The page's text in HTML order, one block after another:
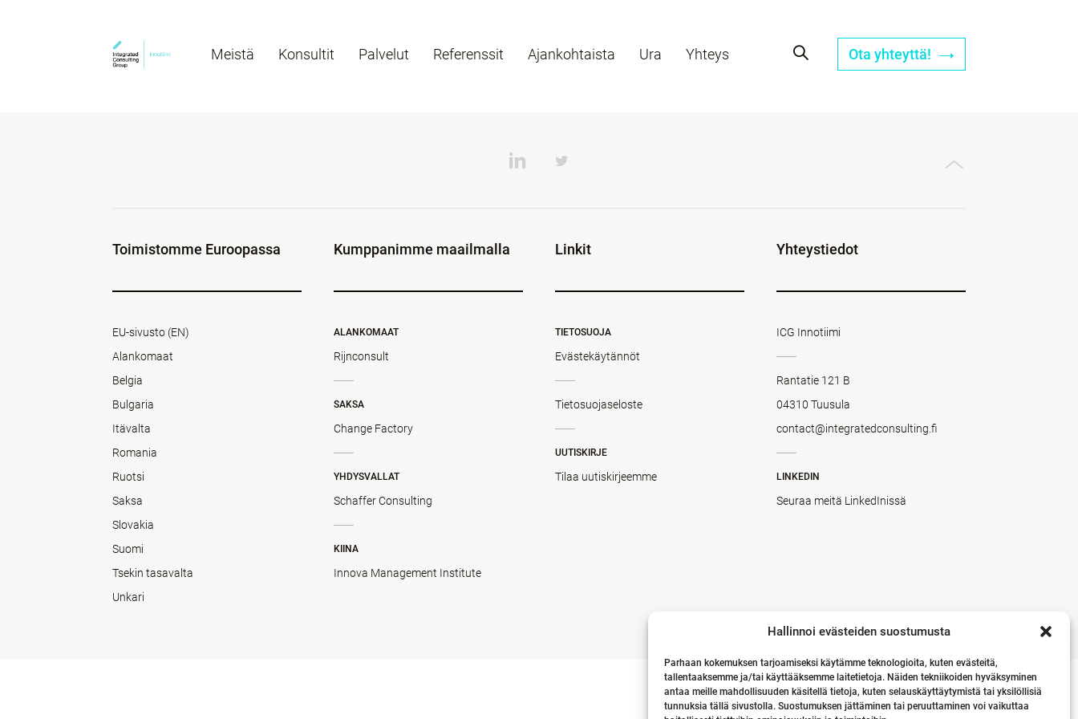
Hallinnoi evästeiden suostumusta
Parhaan kokemuksen tarjoamiseksi käytämme teknologioita, kuten evästeitä,
tallentaaksemme ja/tai käyttääksemme laitetietoja. Näiden tekniikoiden hyväksyminen
antaa meille mahdollisuuden käsitellä tietoja, kuten selauskäyttäytymistä tai yksilöllisiä
tunnuksia tällä sivustolla. Suostumuksen jättäminen tai peruuttaminen voi vaikuttaa
Meistä Konsultit Palvelut Referenssit Ajankohtaista Ura Yhteys Ota yhteyttä!
Toimistomme Euroopassa
EU-sivusto (EN)
Alankomaat
Belgia
Bulgaria
Itävalta
Romania
Ruotsi
Saksa
Slovakia
Suomi
Tsekin tasavalta
Unkari
Kumppanimme maailmalla
ALANKOMAAT
Rijnconsult
SAKSA
Change Factory
YHDYSVALLAT
Schaffer Consulting
KIINA
Innova Management Institute
Linkit
TIETOSUOJA
Evästekäytännöt
Tietosuojaseloste
UUTISKIRJE
Tilaa uutiskirjeemme
Yhteystiedot
ICG Innotiimi
Rantatie 121 B
04310 Tuusula
contact@integratedconsulting.fi
LINKEDIN
Seuraa meitä LinkedInissä